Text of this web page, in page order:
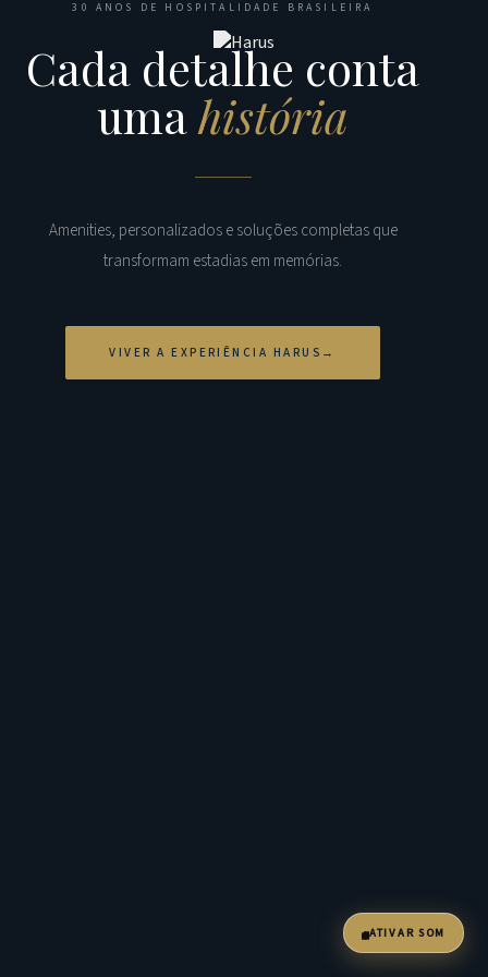
30 ANOS DE HOSPITALIDADE BRASILEIRA
Cada detalhe conta
umahistória
Amenities, personalizados e soluções completas que
transformam estadias em memórias.
VIVER A EXPERIÊNCIA HARUS
ATIVAR SOM